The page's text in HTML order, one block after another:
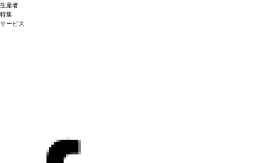
生産者
特集
サービス